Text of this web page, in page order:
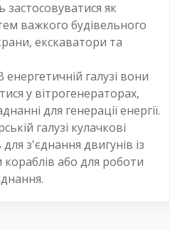
як
важкого будівельного
екскаватори та
енергетичній галузі вони
у вітрогенераторах,
для генерації енергії.
галузі кулачкові
з'єднання двигунів із
або для роботи